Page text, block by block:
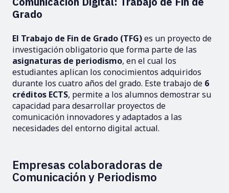
Grado
El Trabajo de Fin de Grado (TFG)es un proyecto de
investigación obligatorio que forma parte de las
asignaturas de periodismo, en el cual los
estudiantes aplican los conocimientos adquiridos
durante los cuatro años del grado. Este trabajo de 6
créditos ECTS, permite a los alumnos demostrar su
capacidad para desarrollar proyectos de
comunicación innovadores y adaptados a las
necesidades del entorno digital actual.
Empresas colaboradoras de
Comunicación y Periodismo